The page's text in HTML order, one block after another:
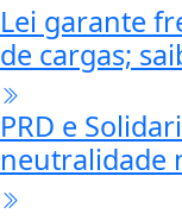
Lei garante
de cargas;
PRD e
neutralidade